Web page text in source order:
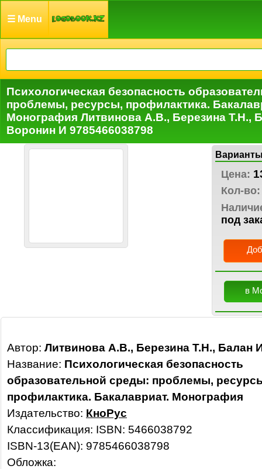
☰ Menu
Психологическая безопасность
проблемы, ресурсы, профилактика.
Монография Литвинова А.В., Березина Т.Н.,
Воронин И 9785466038798
Цена:
Кол-во:
под
в
Автор: Литвинова А.В., Березина Т.Н., Балан
Название: Психологическая безопасность
образовательной среды: проблемы,
профилактика. Бакалавриат. Монография
Издательство: КноРус
Классификация: ISBN: 5466038792
ISBN-13(EAN): 9785466038798
Обложка: